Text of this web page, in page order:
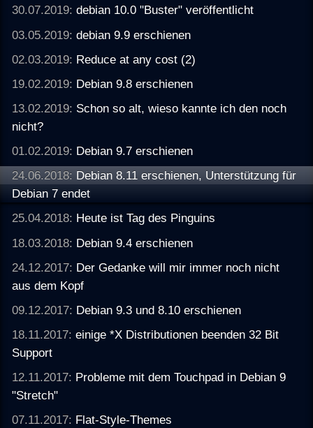
30.07.2019:debian 10.0 "Buster" veröffentlicht
03.05.2019:debian 9.9 erschienen
02.03.2019: Reduce at any cost (2)
19.02.2019: Debian 9.8 erschienen
13.02.2019: Schon so alt, wieso kannte ich den noch
nicht?
01.02.2019: Debian 9.7 erschienen
24.06.2018: Debian 8.11 erschienen, Unterstützung für
Debian 7 endet
25.04.2018: Heute ist Tag des Pinguins
18.03.2018: Debian 9.4 erschienen
24.12.2017: Der Gedanke will mir immer noch nicht
aus dem Kopf
09.12.2017: Debian 9.3 und 8.10 erschienen
18.11.2017:einige *X Distributionen beenden 32 Bit
Support
12.11.2017: Probleme mit dem Touchpad in Debian 9
"Stretch"
07.11.2017: Flat-Style-Themes